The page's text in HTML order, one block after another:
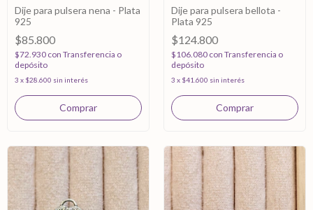
Dije para pulsera nena - Plata
925
$85.800
$72.930 con Transferencia o
depósito
3 x $28.600 sin interés
Dije para pulsera bellota -
Plata 925
$124.800
$106.080 con Transferencia o
depósito
3 x $41.600 sin interés